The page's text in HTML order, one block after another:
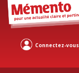
Connectez-vous